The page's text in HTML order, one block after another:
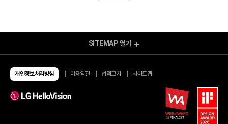
알뜰요금제
유심/eSIM 요금제
번개배송
알뜰인터넷
SITEMAP 열기
개인정보처리방침 이용약관 법적고지 사이트맵